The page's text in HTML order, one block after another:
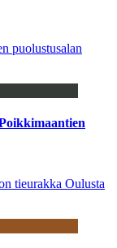
puolustusalan
tieurakka Oulusta